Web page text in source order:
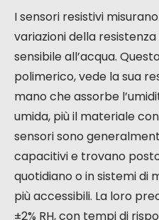
I sensori resistivi
variazioni della
sensibile all’acqua.
polimerico, vede la sua
mano che assorbe
umida, più il materiale
sensori sono
capacitivi e trovano
quotidiano o in sistemi di
più accessibili. La loro
±2% RH, con tempi di